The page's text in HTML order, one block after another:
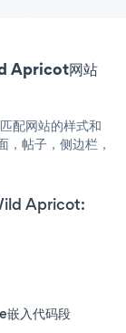
Apricot网站
配网站的样式和
帖子，侧边栏，
Apricot:
入代码段